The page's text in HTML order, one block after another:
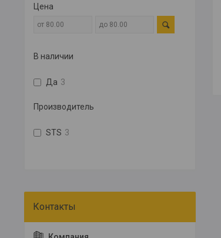
Цена
В наличии
Да 3
Производитель
STS 3